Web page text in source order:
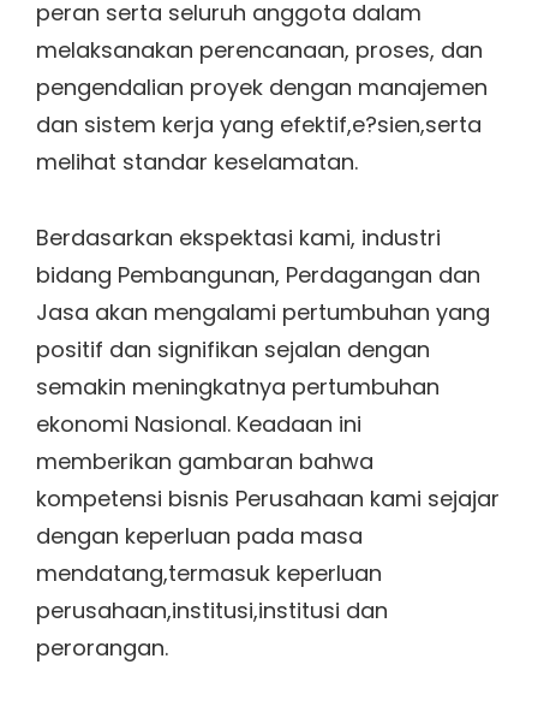
peran serta seluruh anggota dalam
melaksanakan perencanaan, proses, dan
pengendalian proyek dengan manajemen
dan sistem kerja yang efektif,e?sien,serta
melihat standar keselamatan.
Berdasarkan ekspektasi kami, industri
bidang Pembangunan, Perdagangan dan
Jasa akan mengalami pertumbuhan yang
positif dan signifikan sejalan dengan
semakin meningkatnya pertumbuhan
ekonomi Nasional. Keadaan ini
memberikan gambaran bahwa
kompetensi bisnis Perusahaan kami sejajar
dengan keperluan pada masa
mendatang,termasuk keperluan
perusahaan,institusi,institusi dan
perorangan.